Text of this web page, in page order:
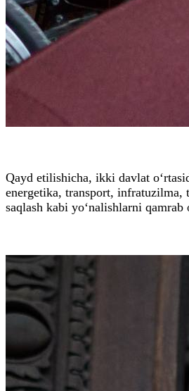
Qayd etilishicha, ikki davlat
energetika, transport, infratuzilma,
saqlash kabi yo‘nalishlarni qamrab